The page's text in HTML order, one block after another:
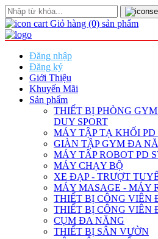
Giỏ hàng (0) sản phẩm
Đăng nhập
Đăng ký
Giới Thiệu
Khuyến Mãi
Sản phẩm
THIẾT BỊ PHÒNG
DUY SPORT
MÁY TẬP TẠ KHỐI PD
GIÀN TẬP GYM ĐA
MÁY TÂP ROBOT PD
MÁY CHẠY BỘ
XE ĐẠP - TRƯỢT
MÁY MASAGE - MÁY
THIẾT BỊ CÔNG VIÊN
THIẾT BỊ CÔNG VIÊN
CỤM ĐA NĂNG
THIẾT BỊ SÂN VƯỜN